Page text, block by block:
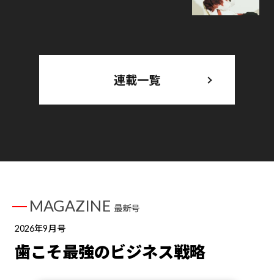
連載一覧
MAGAZINE 最新号
2026年9月号
歯こそ最強のビジネス戦略